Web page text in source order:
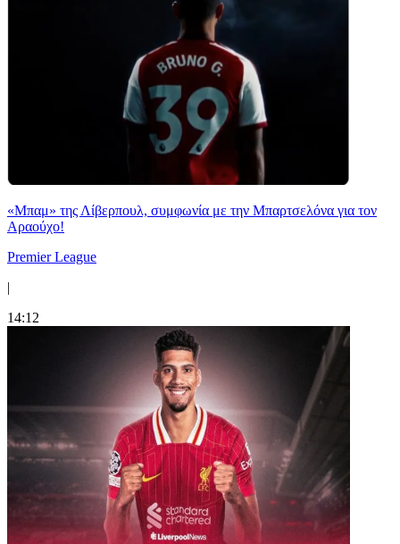
«Μπαμ» της Λίβερπουλ, συμφωνία με την Μπαρτσελόνα για τον
Αραούχο!
Premier League
|
14:12